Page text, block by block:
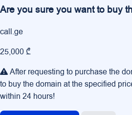
Are you sure you want to buy
call.ge
25,000 ₾
After requesting to purchase the
to buy the domain at the specified
within 24 hours!